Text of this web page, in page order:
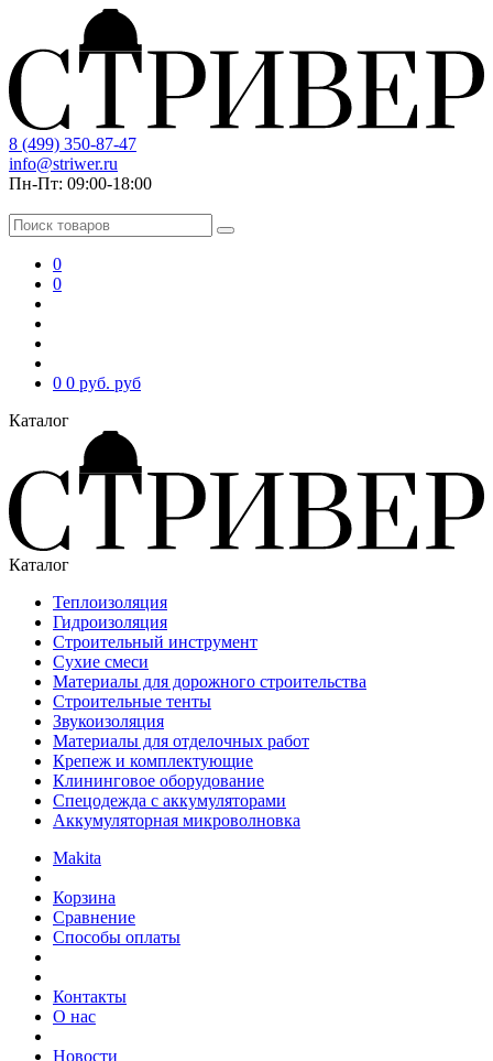
8 (499) 350-87-47
info@striwer.ru
Пн-Пт: 09:00-18:00
0
0
0 0 руб. руб
Каталог
Каталог
Теплоизоляция
Гидроизоляция
Строительный инструмент
Сухие смеси
Материалы для дорожного строительства
Строительные тенты
Звукоизоляция
Материалы для отделочных работ
Крепеж и комплектующие
Клининговое оборудование
Спецодежда с аккумуляторами
Аккумуляторная микроволновка
Makita
Корзина
Сравнение
Способы оплаты
Контакты
О нас
Новости